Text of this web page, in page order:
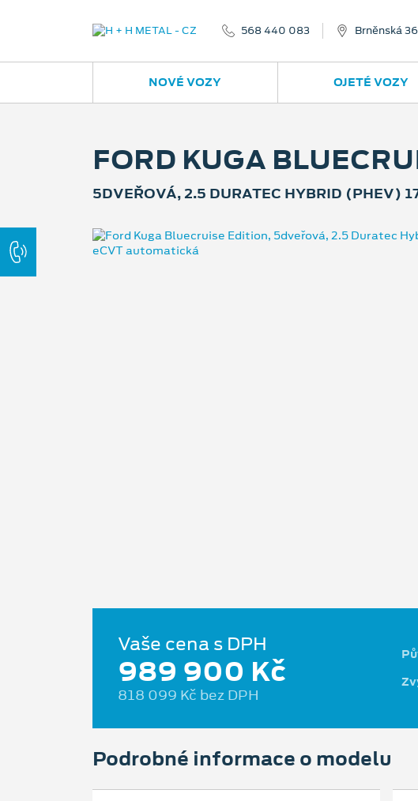
568 440 083 Brněnská
NOVÉ VOZY OJETÉ VOZY
FORD KUGA
5DVEŘOVÁ, 2.5 DURATEC HYBRID (PHEV)
Vaše cena s DPH
989 900 Kč
818 099 Kč bez DPH
Podrobné informace o modelu